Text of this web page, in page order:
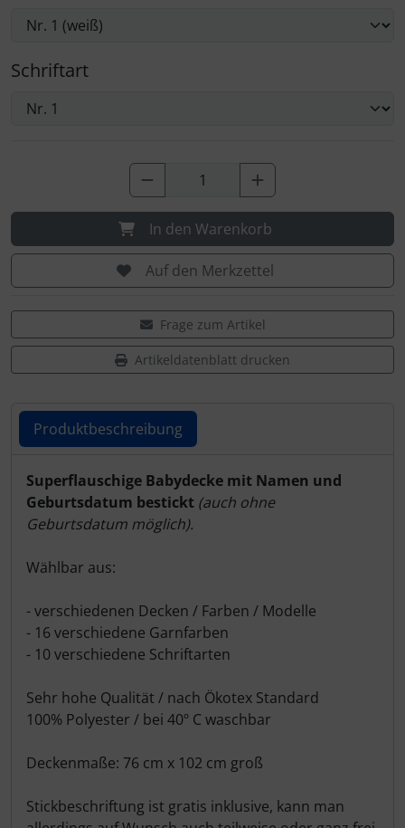
Schriftart
In den Warenkorb
Auf den Merkzettel
Frage zum Artikel
Artikeldatenblatt drucken
Produktbeschreibung
Produktbeschreibung
Superflauschige Babydecke mit Namen und
Geburtsdatum bestickt (auch ohne
Geburtsdatum möglich).
Wählbar aus:
- verschiedenen Decken / Farben / Modelle
- 16 verschiedene Garnfarben
- 10 verschiedene Schriftarten
Sehr hohe Qualität / nach Ökotex Standard
100% Polyester / bei 40º C waschbar
Deckenmaße: 76 cm x 102 cm groß
Stickbeschriftung ist gratis inklusive, kann man